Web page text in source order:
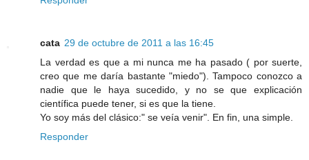
cata 29 de octubre de 2011 a las 16:45
La verdad es que a mi nunca me ha pasado ( por suerte,
creo que me daría bastante "miedo"). Tampoco conozco a
nadie que le haya sucedido, y no se que explicación
científica puede tener, si es que la tiene.
Yo soy más del clásico:" se veía venir". En fin, una simple.
Responder